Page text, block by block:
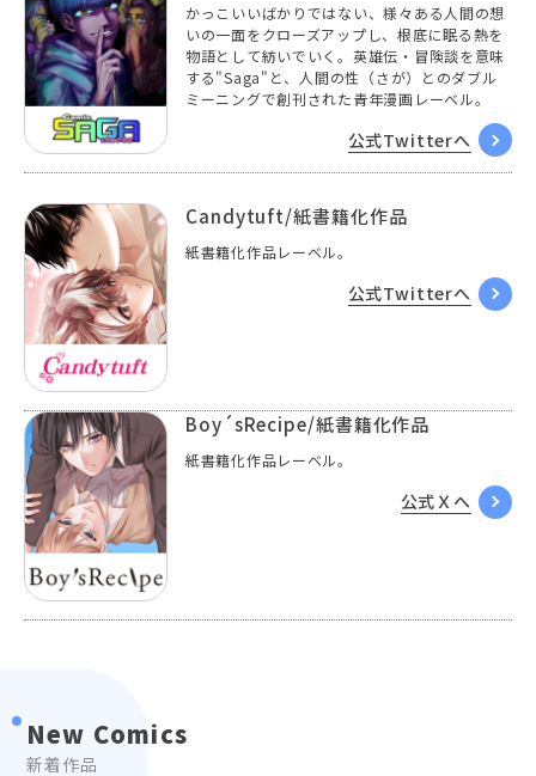
かっこいいばかりではない、様々ある人間の想
いの一面をクローズアップし、根底に眠る熱を
物語として紡いでいく。英雄伝・冒険談を意味
する"Saga"と、人間の性（さが）とのダブル
ミーニングで創刊された青年漫画レーベル。
公式Twitterへ
Candytuft/紙書籍化作品
紙書籍化作品レーベル。
公式Twitterへ
Boy´sRecipe/紙書籍化作品
紙書籍化作品レーベル。
公式Ｘへ
New Comics
新着作品